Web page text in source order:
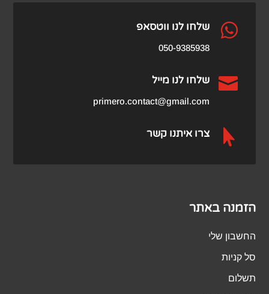
 שלחו לנו ווטסאפ
050-9385938
 שלחו לנו מייל
primero.contact@gmail.com
 צרו איתנו קשר
הזמנה באתר
החשבון שלי
סל קניות
תשלום